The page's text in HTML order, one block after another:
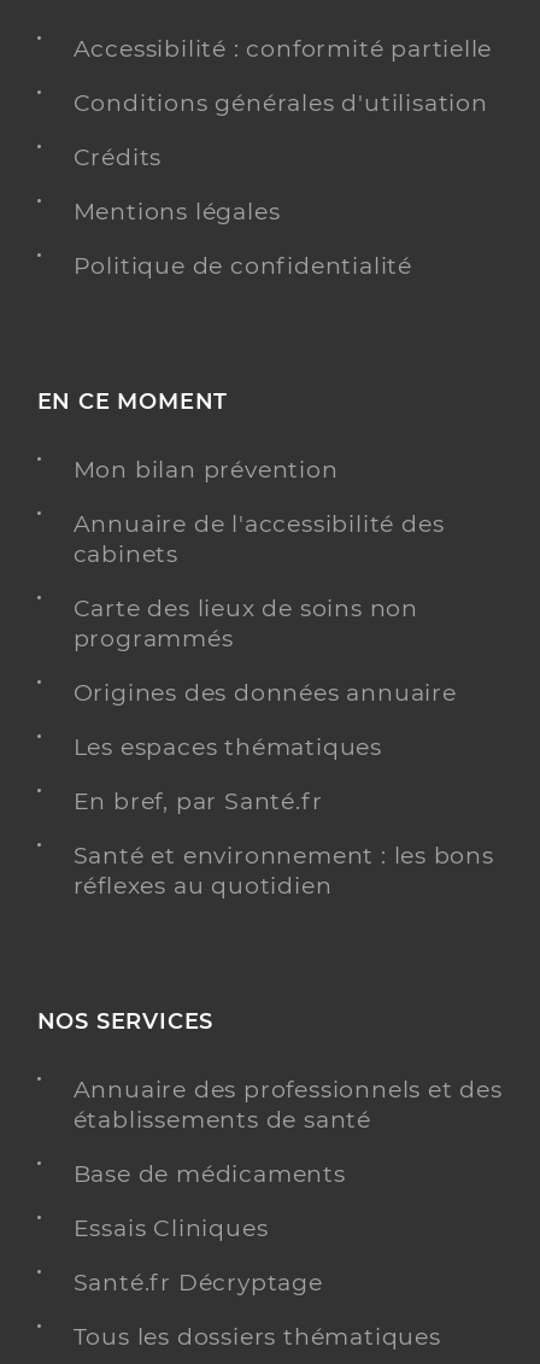
Accessibilité : conformité partielle
Conditions générales d'utilisation
Crédits
Mentions légales
Politique de confidentialité
EN CE MOMENT
Mon bilan prévention
Annuaire de l'accessibilité des
cabinets
Carte des lieux de soins non
programmés
Origines des données annuaire
Les espaces thématiques
En bref, par Santé.fr
Santé et environnement : les bons
réflexes au quotidien
NOS SERVICES
Annuaire des professionnels et des
établissements de santé
Base de médicaments
Essais Cliniques
Santé.fr Décryptage
Tous les dossiers thématiques